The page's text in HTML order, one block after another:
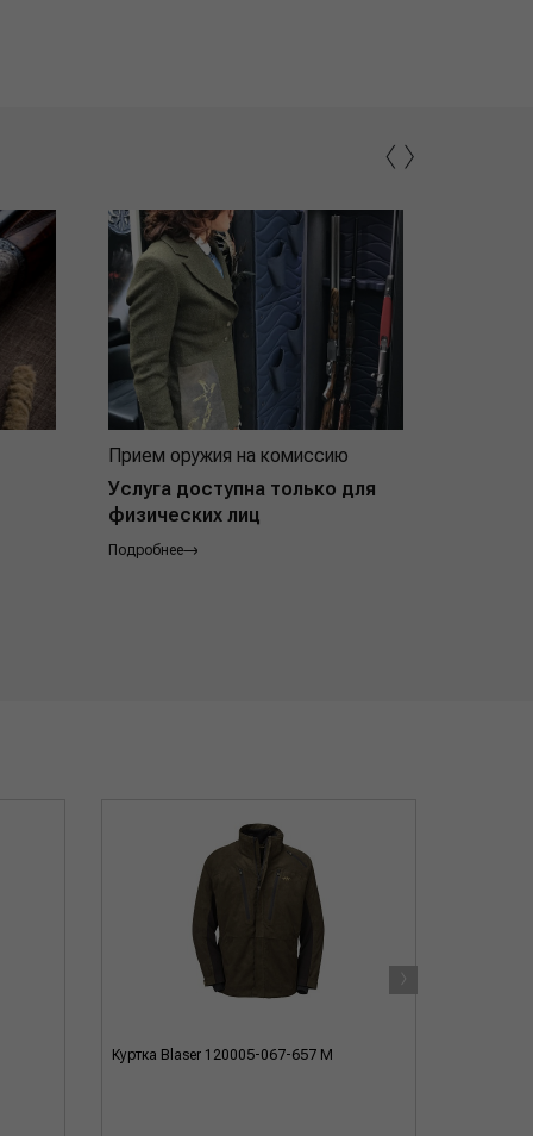
Прием оружия на комиссию
Услуга доступна только для
физических лиц
Подробнее
‹›
Куртка Blaser 120005-067-657 M
›